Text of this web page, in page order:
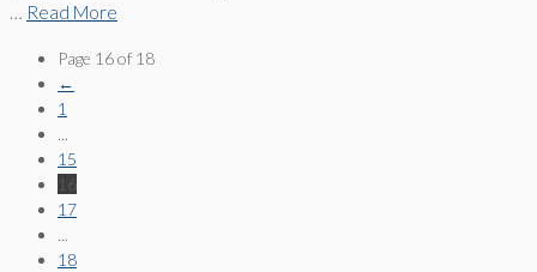
… Read More
Page 16 of 18
←
1
...
15
16
17
...
18